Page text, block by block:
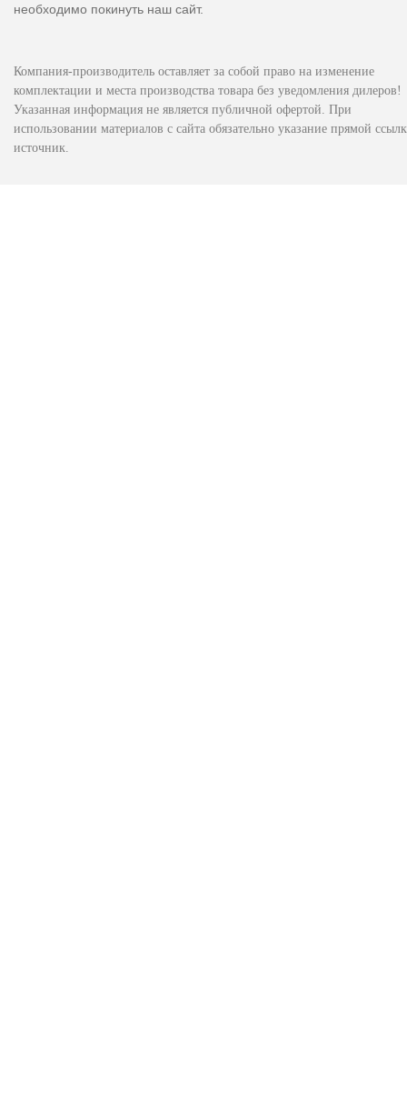
необходимо покинуть наш сайт.
Компания-производитель оставляет за собой право на изменение
комплектации и места производства товара без уведомления дилеров!
Указанная информация не является публичной офертой. При
использовании материалов с сайта обязательно указание прямой
источник.